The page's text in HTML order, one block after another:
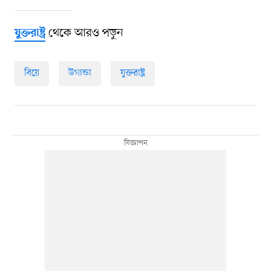
যুক্তরাষ্ট্রথেকে আরও পড়ুন
বিয়ে উগান্ডা যুক্তরাষ্ট্র